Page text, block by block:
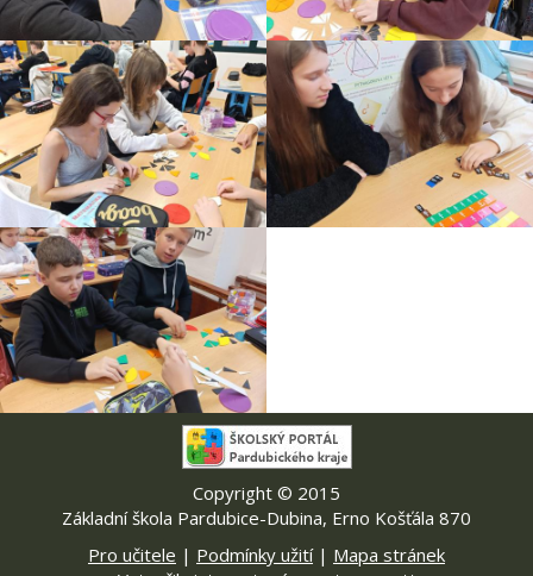
Copyright © 2015
Základní škola Pardubice-Dubina, Erno Košťála 870
Pro učitele | Podmínky užití| Mapa stránek